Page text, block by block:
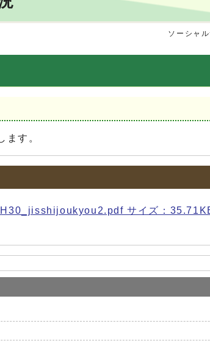
ソーシャ
す。
サイズ：